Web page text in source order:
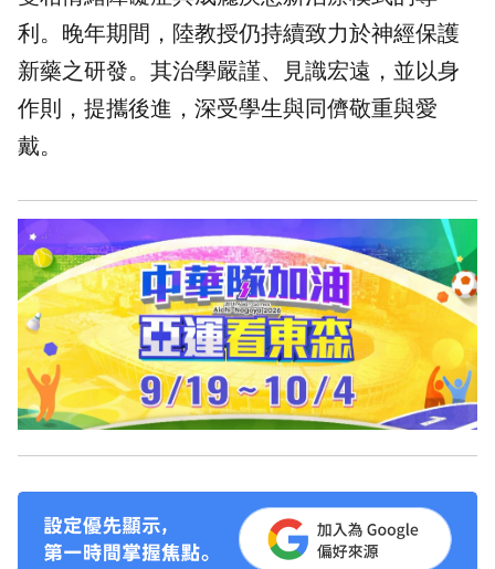
利。晚年期間，陸教授仍持續致力於神經保護
新藥之研發。其治學嚴謹、見識宏遠，並以身
作則，提攜後進，深受學生與同儕敬重與愛
戴。